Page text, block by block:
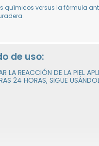
químicos versus la fórmula
de uso:
LA REACCIÓN DE LA PIEL
24 HORAS, SIGUE